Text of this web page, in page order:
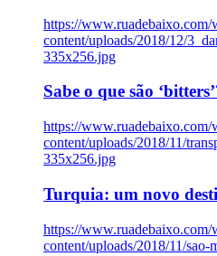
https://www.ruadebaixo.com/
content/uploads/2018/12/
335x256.jpg
Sabe o que são
https://www.ruadebaixo.com/
content/uploads/2018/11/
335x256.jpg
Turquia: um novo
https://www.ruadebaixo.com/
content/uploads/2018/11/